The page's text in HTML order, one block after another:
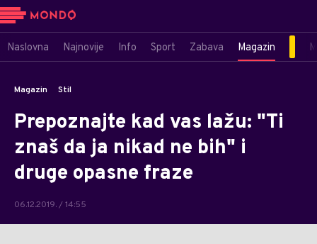
Naslovna Najnovije Info Sport Zabava Magazin
Magazin Stil
Prepoznajte kad vas lažu: "Ti
znaš da ja nikad ne bih" i
druge opasne fraze
06.12.2019. / 14:55